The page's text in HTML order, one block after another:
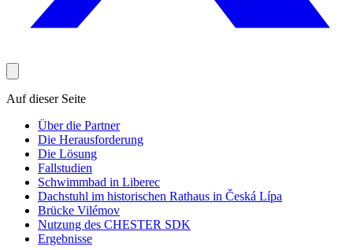
Auf dieser Seite
Über die Partner
Die Herausforderung
Die Lösung
Fallstudien
Schwimmbad in Liberec
Dachstuhl im historischen Rathaus in Česká Lípa
Brücke Vilémov
Nutzung des CHESTER SDK
Ergebnisse